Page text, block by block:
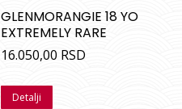
GLENMORANGIE 18 YO
EXTREMELY RARE
16.050,00 RSD
Detalji